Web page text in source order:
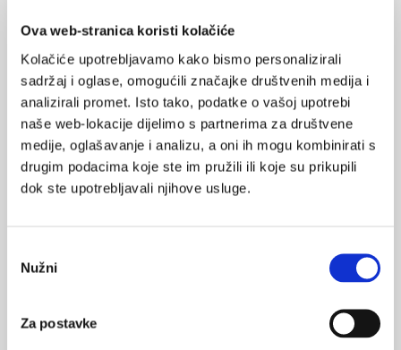
Ova web-stranica koristi kolačiće
Kolačiće upotrebljavamo kako bismo personalizirali
sadržaj i oglase, omogućili značajke društvenih medija i
analizirali promet. Isto tako, podatke o vašoj upotrebi
naše web-lokacije dijelimo s partnerima za društvene
medije, oglašavanje i analizu, a oni ih mogu kombinirati s
drugim podacima koje ste im pružili ili koje su prikupili
dok ste upotrebljavali njihove usluge.
pristanka
Nužni
Za postavke
Europski dan logopedije
Svake godine 6. ožujka obilježava se Europski dan logopedije s
ciljem podizanja svijesti o poremećajima komunikacije, jezika,
govora i gutanja te ulogama logopeda.
svjesnosti o mucanju